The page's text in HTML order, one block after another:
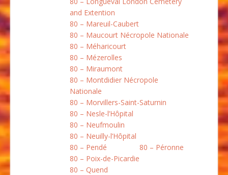
and Extention
80 – Mareuil-Caubert
80 – Maucourt Nécropole Nationale
80 – Méharicourt
80 – Mézerolles
80 – Miraumont
80 – Montdidier Nécropole
Nationale
80 – Morvillers-Saint-Saturnin
80 – Nesle-l’Hôpital
80 – Neufmoulin
80 – Neuilly-l’Hôpital
80 – Pendé
80 – Péronne
80 – Poix-de-Picardie
80 – Quend